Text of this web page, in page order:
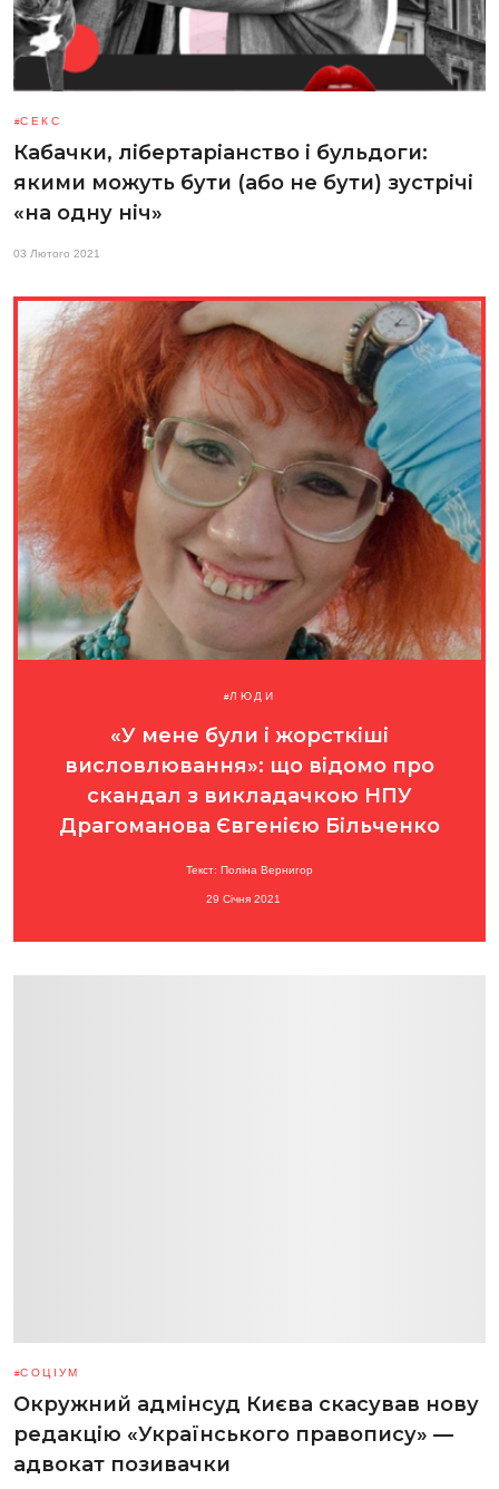
СЕКС
Кабачки, лібертаріанство і бульдоги:
якими можуть бути (або не бути) зустрічі
«на одну ніч»
03 Лютого 2021
ЛЮДИ
«У мене були і жорсткіші
висловлювання»: що відомо про
скандал з викладачкою НПУ
Драгоманова Євгенією Більченко
Текст: Поліна Вернигор
29 Січня 2021
СОЦІУМ
Окружний адмінсуд Києва скасував нову
редакцію «Українського правопису» —
адвокат позивачки